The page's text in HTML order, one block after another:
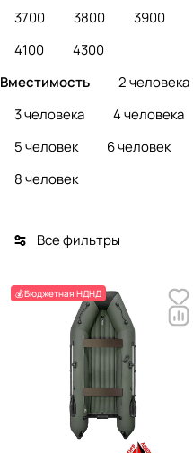
3700
3800 3900
4100
4300
Вместимость
2 человека
3 человека
4 человека
5 человек
6 человек
8 человек
Все фильтры
💰Бюджетная НДНД